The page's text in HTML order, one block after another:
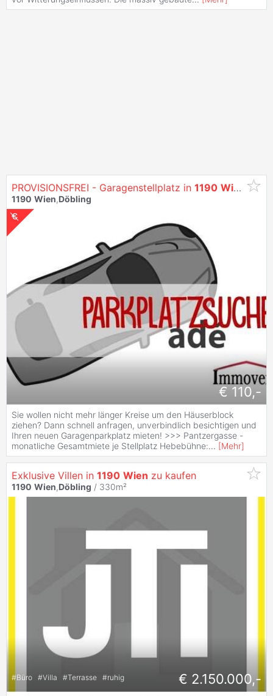
PROVISIONSFREI - Garagenstellplatz in 1190 Wien !
1190 Wien,Döbling
€ 110,-
Sie wollen nicht mehr länger Kreise um den Häuserblock
ziehen? Dann schnell anfragen, unverbindlich besichtigen und
Ihren neuen Garagenparkplatz mieten! >>> Pantzergasse -
monatliche Gesamtmiete je Stellplatz Hebebühne:... [Mehr]
Exklusive Villen in 1190 Wien zu kaufen
1190 Wien,Döbling / 330m²
#Büro #Villa #Terrasse #ruhig € 2.150.000,-